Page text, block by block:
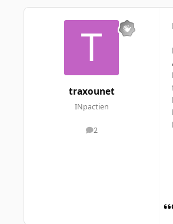
traxounet
INpactien
2
messages